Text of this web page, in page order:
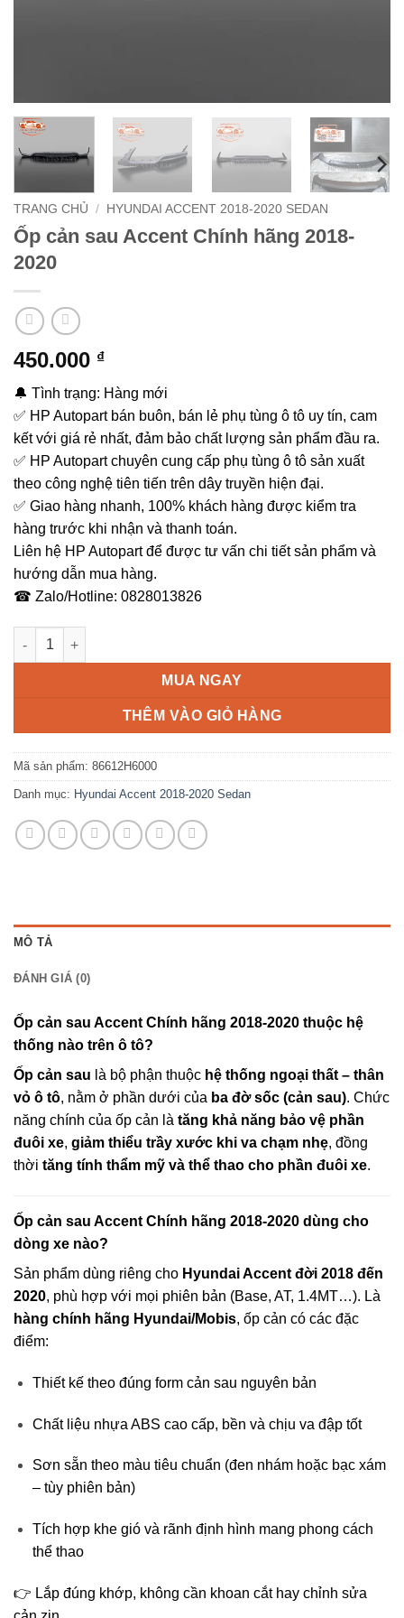
TRANG CHỦ / HYUNDAI ACCENT 2018-2020 SEDAN
Ốp cản sau Accent Chính hãng 2018-
2020
450.000 ₫
🔔 Tình trạng: Hàng mới
✅ HP Autopart bán buôn, bán lẻ phụ tùng ô tô uy tín, cam
kết với giá rẻ nhất, đảm bảo chất lượng sản phẩm đầu ra.
✅ HP Autopart chuyên cung cấp phụ tùng ô tô sản xuất
theo công nghệ tiên tiến trên dây truyền hiện đại.
✅ Giao hàng nhanh, 100% khách hàng được kiểm tra
hàng trước khi nhận và thanh toán.
Liên hệ HP Autopart để được tư vấn chi tiết sản phẩm và
hướng dẫn mua hàng.
☎ Zalo/Hotline: 0828013826
Ốp cản sau Accent Chính hãng 2018-2020 số lượng
MUA NGAY
THÊM VÀO GIỎ HÀNG
Mã sản phẩm: 86612H6000
Danh mục: Hyundai Accent 2018-2020 Sedan
MÔ TẢ
ĐÁNH GIÁ (0)
Ốp cản sau Accent Chính hãng 2018-2020 thuộc hệ
thống nào trên ô tô?
Ốp cản sau là bộ phận thuộc hệ thống ngoại thất – thân
vỏ ô tô, nằm ở phần dưới của ba đờ sốc (cản sau). Chức
năng chính của ốp cản là tăng khả năng bảo vệ phần
đuôi xe, giảm thiểu trầy xước khi va chạm nhẹ, đồng
thời tăng tính thẩm mỹ và thể thao cho phần đuôi xe.
Ốp cản sau Accent Chính hãng 2018-2020 dùng cho
dòng xe nào?
Sản phẩm dùng riêng cho Hyundai Accent đời 2018 đến
2020, phù hợp với mọi phiên bản (Base, AT, 1.4MT…). Là
hàng chính hãng Hyundai/Mobis, ốp cản có các đặc
điểm:
Thiết kế theo đúng form cản sau nguyên bản
Chất liệu nhựa ABS cao cấp, bền và chịu va đập tốt
Sơn sẵn theo màu tiêu chuẩn (đen nhám hoặc bạc xám
– tùy phiên bản)
Tích hợp khe gió và rãnh định hình mang phong cách
thể thao
👉 Lắp đúng khớp, không cần khoan cắt hay chỉnh sửa